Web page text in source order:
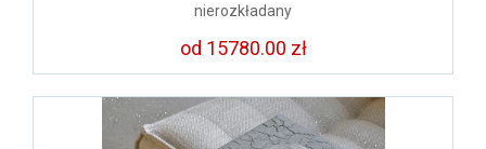
nierozkładany
od 15780.00 zł